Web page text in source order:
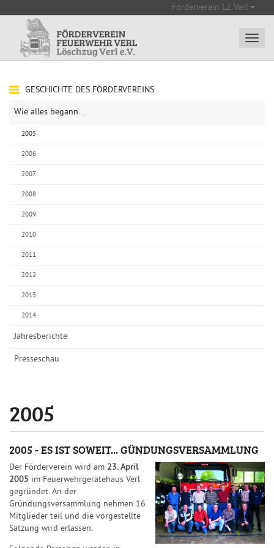
Förderverein LZ Verl
GESCHICHTE DES FÖRDERVEREINS
Wie alles begann...
2005
2006
2007
2008
2009
2010
2011
2012
2013
2014
Jahresberichte
Presseschau
2005
2005 - ES IST SOWEIT... GÜNDUNGSVERSAMMLUNG
Der Förderverein wird am 23. April
2005 im Feuerwehrgerätehaus Verl
gegründet. An der
Gründungsversammlung nehmen 16
Mitglieder teil und die vorgestellte
Satzung wird erlassen.